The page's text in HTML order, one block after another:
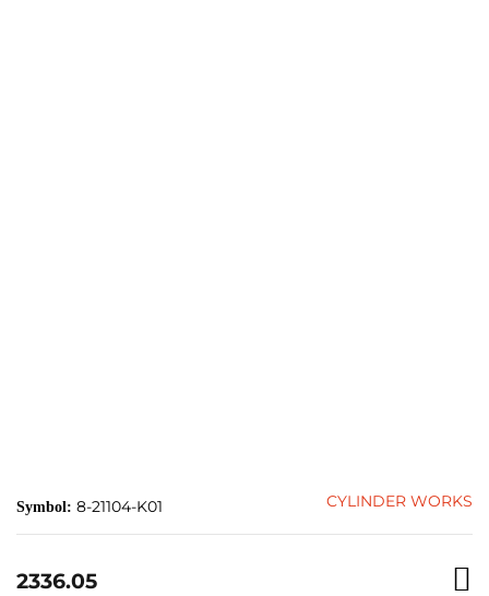
Symbol: 8-21104-K01 CYLINDER WORKS
2336.05